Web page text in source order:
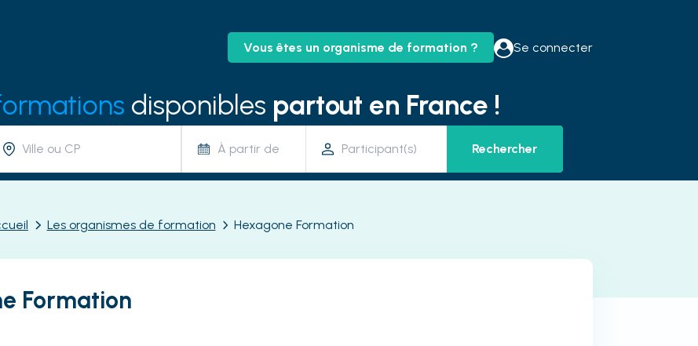
Vous êtes un organisme de formation ? Se connecter
disponibles partout en France !
À partir de Rechercher
Les organismes de formation Hexagone Formation
Formation